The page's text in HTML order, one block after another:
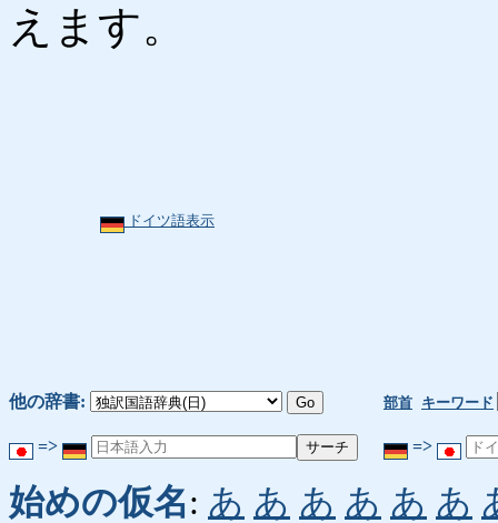
えます。
ドイツ語表示
他の辞書: 部首 キーワード
=> =>
始めの仮名: あ あ あ あ あ あ